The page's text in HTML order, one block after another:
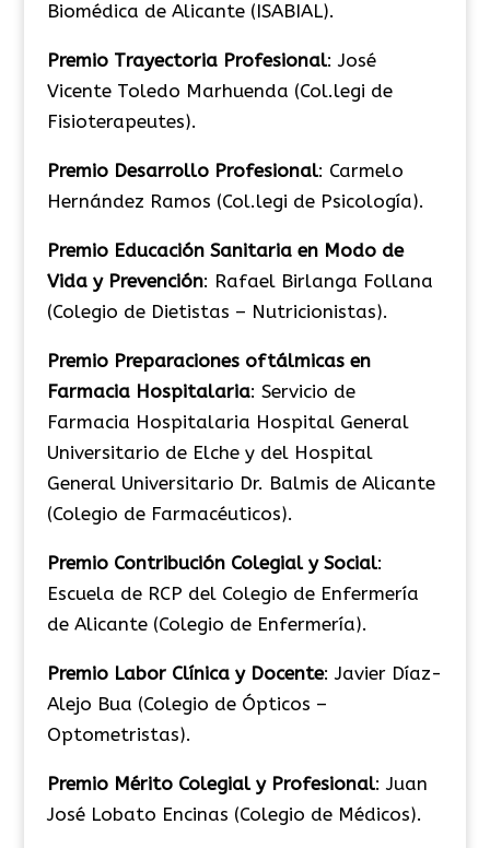
Biomédica de Alicante (ISABIAL).
Premio Trayectoria Profesional: José
Vicente Toledo Marhuenda (Col.legi de
Fisioterapeutes).
Premio Desarrollo Profesional: Carmelo
Hernández Ramos (Col.legi de Psicología).
Premio Educación Sanitaria en Modo de
Vida y Prevención: Rafael Birlanga Follana
(Colegio de Dietistas – Nutricionistas).
Premio Preparaciones oftálmicas en
Farmacia Hospitalaria: Servicio de
Farmacia Hospitalaria Hospital General
Universitario de Elche y del Hospital
General Universitario Dr. Balmis de Alicante
(Colegio de Farmacéuticos).
Premio Contribución Colegial y Social:
Escuela de RCP del Colegio de Enfermería
de Alicante (Colegio de Enfermería).
Premio Labor Clínica y Docente: Javier Díaz-
Alejo Bua (Colegio de Ópticos –
Optometristas).
Premio Mérito Colegial y Profesional: Juan
José Lobato Encinas (Colegio de Médicos).